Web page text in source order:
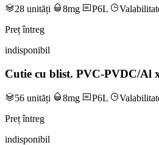
28 unități 8mg P6L
Preț întreg
indisponibil
Cutie cu blist. PVC-PVDC/Al
56 unități 8mg P6L
Preț întreg
indisponibil